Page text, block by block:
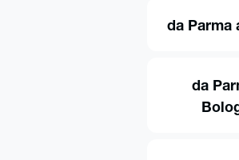
da Parma
da